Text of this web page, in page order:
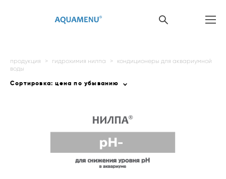
продукция > гидрохимия нилпа > кондиционеры для аквариумной
воды
Сортировка: цена по убыванию